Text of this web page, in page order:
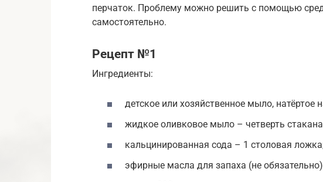
перчаток. Проблему можно решить с помощью
самостоятельно.
Рецепт №1
Ингредиенты:
детское или хозяйственное мыло, натёртое
жидкое оливковое мыло – четверть
кальцинированная сода – 1 столовая
эфирные масла для запаха (не